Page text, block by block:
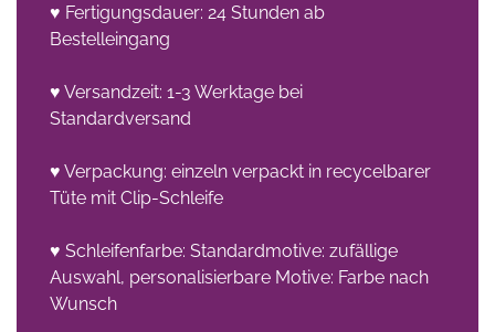
♥ Fertigungsdauer: 24 Stunden ab
Bestelleingang
♥ Versandzeit: 1-3 Werktage bei
Standardversand
♥ Verpackung: einzeln verpackt in recycelbarer
Tüte mit Clip-Schleife
♥ Schleifenfarbe: Standardmotive: zufällige
Auswahl, personalisierbare Motive: Farbe nach
Wunsch